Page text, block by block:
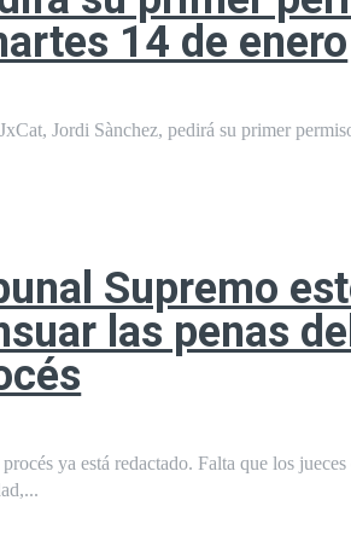
14 de enero
Supremo
las penas del
ya está redactado. Falta que los jueces